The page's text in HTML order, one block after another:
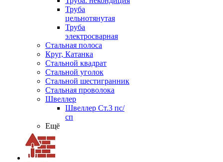
Труба
цельнотянутая
Труба
электросварная
Стальная полоса
Круг, Катанка
Стальной квадрат
Стальной уголок
Стальной шестигранник
Стальная проволока
Швеллер
Швеллер Ст.3 пс/
сп
Ещё